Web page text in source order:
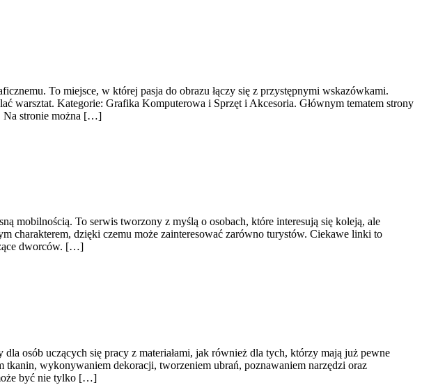
To miejsce, w której pasja do obrazu łączy się z przystępnymi wskazówkami.
warsztat. Kategorie: Grafika Komputerowa i Sprzęt i Akcesoria. Głównym tematem strony
Na stronie można […]
mobilnością. To serwis tworzony z myślą o osobach, które interesują się koleją, ale
charakterem, dzięki czemu może zainteresować zarówno turystów. Ciekawe linki to
dworców. […]
osób uczących się pracy z materiałami, jak również dla tych, którzy mają już pewne
wykonywaniem dekoracji, tworzeniem ubrań, poznawaniem narzędzi oraz
być nie tylko […]